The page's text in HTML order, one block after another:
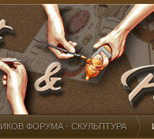
ФОРУМА - СКУЛЬПТУРА